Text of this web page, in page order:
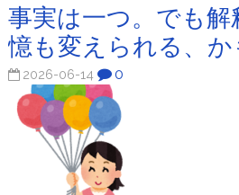
事実は一つ。でも解
憶も変えられる、か
2026-06-14 0